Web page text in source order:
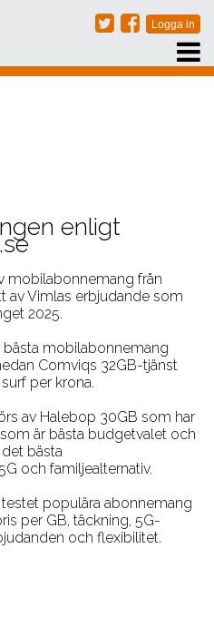
enligt
mobilabonnemang från
av Vimlas erbjudande som
2025.
bästa mobilabonnemang
Comviqs 32GB-tjänst
per krona.
av Halebop 30GB som har
är bästa budgetvalet och
det bästa
och familjealternativ.
populära abonnemang
per GB, täckning, 5G-
och flexibilitet.